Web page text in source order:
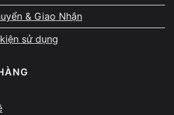
& Giao Nhận
sử dụng